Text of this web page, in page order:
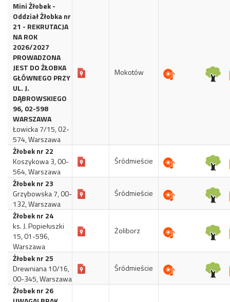
Mini Żłobek -
Oddział Żłobka nr
21 - REKRUTACJA
NA ROK
2026/2027
PROWADZONA
JEST DO ŻŁOBKA
GŁÓWNEGO PRZY
UL. J.
DĄBROWSKIEGO
96, 02-598
WARSZAWA
Łowicka 7/15, 02-
574, Warszawa
Mokotów
Żłobek nr 22
Koszykowa 3, 00-
564, Warszawa
Śródmieście
Żłobek nr 23
Grzybowska 7, 00-
132, Warszawa
Śródmieście
Żłobek nr 24
ks. J. Popiełuszki
15, 01-596,
Warszawa
Żoliborz
Żłobek nr 25
Drewniana 10/16,
00-345, Warszawa
Śródmieście
Żłobek nr 26